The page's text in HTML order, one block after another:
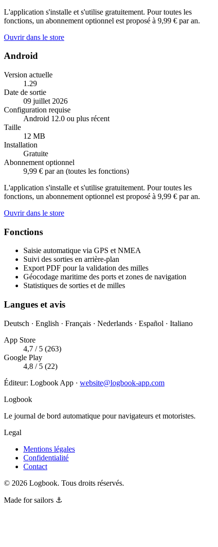
L'application s'installe et s'utilise gratuitement. Pour toutes les
fonctions, un abonnement optionnel est proposé à 9,99 € par an.
Ouvrir dans le store
Android
Version actuelle
1.29
Date de sortie
09 juillet 2026
Configuration requise
Android 12.0 ou plus récent
Taille
12 MB
Installation
Gratuite
Abonnement optionnel
9,99 € par an (toutes les fonctions)
L'application s'installe et s'utilise gratuitement. Pour toutes les
fonctions, un abonnement optionnel est proposé à 9,99 € par an.
Ouvrir dans le store
Fonctions
Saisie automatique via GPS et NMEA
Suivi des sorties en arrière-plan
Export PDF pour la validation des milles
Géocodage maritime des ports et zones de navigation
Statistiques de sorties et de milles
Langues et avis
Deutsch · English · Français · Nederlands · Español · Italiano
App Store
4,7 / 5 (263)
Google Play
4,8 / 5 (22)
Éditeur: Logbook App · website@logbook-app.com
Logbook
Le journal de bord automatique pour navigateurs et motoristes.
Legal
Mentions légales
Confidentialité
Contact
© 2026 Logbook. Tous droits réservés.
Made for sailors ⚓